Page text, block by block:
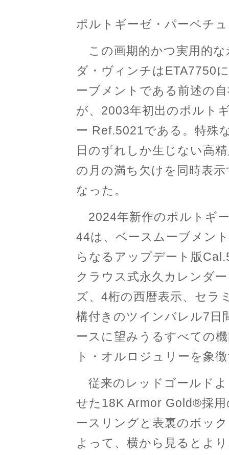
ポルトギーゼ・パーペチ
この画期的かつ実用的
ダ・ヴィンチはETA7750
ーブメントである前述の
が、2003年初出のポルト
ー Ref.5021である。特殊
日のずれしか生じない高
の月の満ち欠けを同時表
なった。
2024年新作のポルトギ
44は、ベースムーブメン
らなるアップデート版
クラウス式永久カレンダ
ズ、4桁の西暦表示、セラ
構付きのツインバレル7日
ースに望みうるすべての
ト・オルロジュリーを象
従来のレッドゴールドよ
せた18K Armor Gold®採
ースリングと表裏のボッ
よって、横から見るとよ